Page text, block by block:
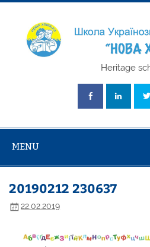
Skip
Heritage
MENU
20190212 230637
22.02.2019